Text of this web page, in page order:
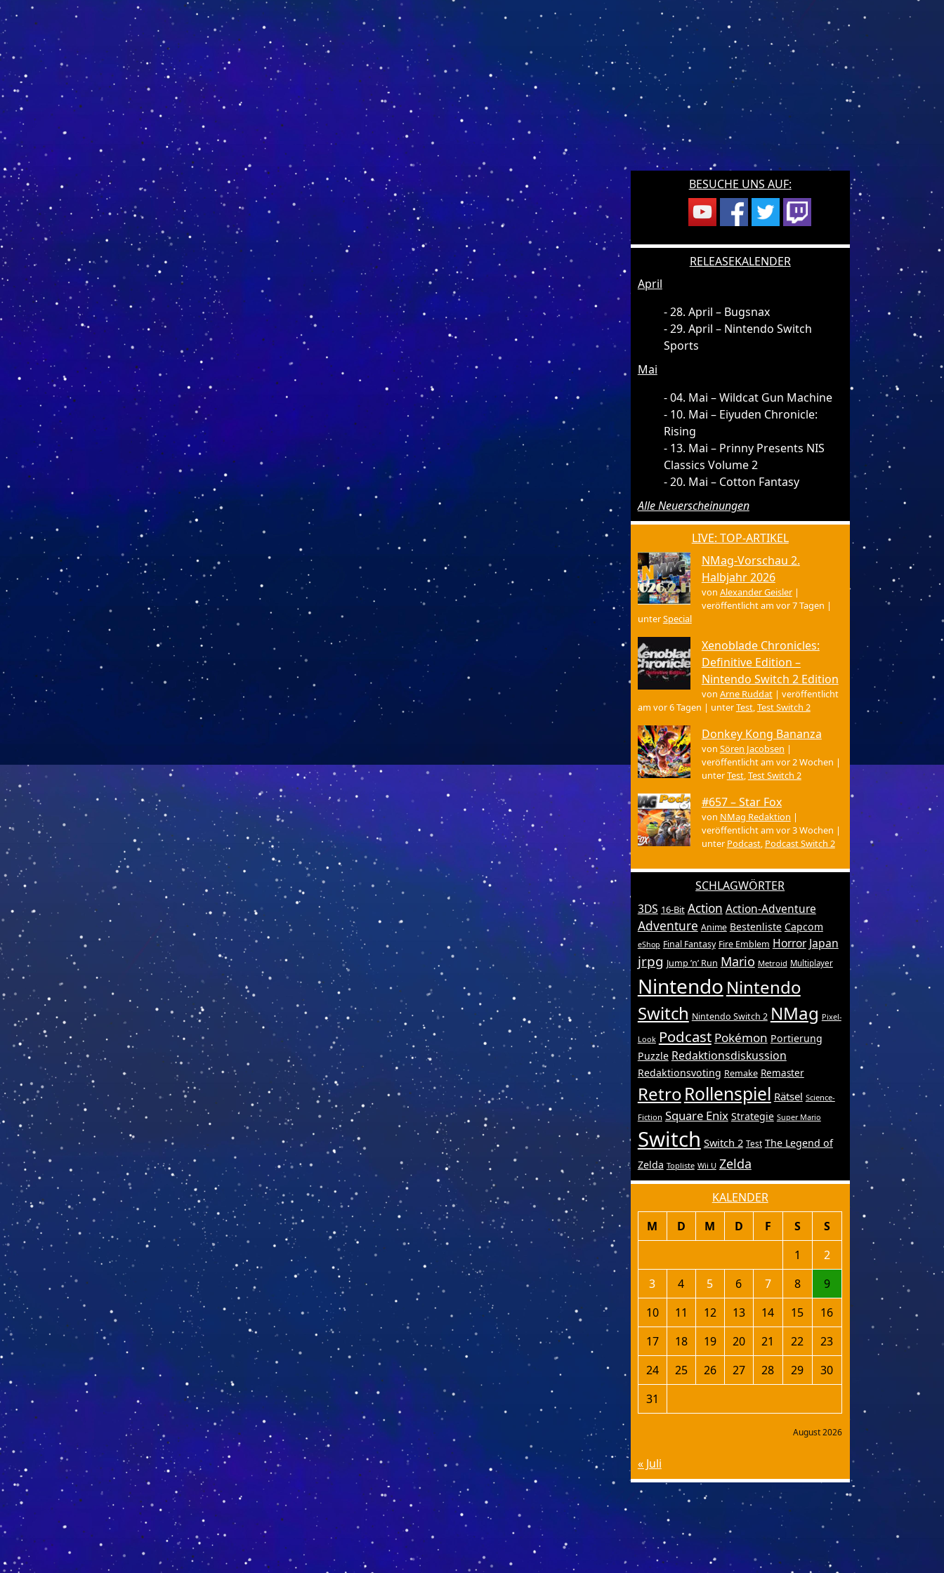
BESUCHE UNS AUF:
RELEASEKALENDER
April
28. April – Bugsnax
29. April – Nintendo Switch
Sports
Mai
04. Mai – Wildcat Gun Machine
10. Mai – Eiyuden Chronicle:
Rising
13. Mai – Prinny Presents NIS
Classics Volume 2
20. Mai – Cotton Fantasy
Alle Neuerscheinungen
LIVE: TOP-ARTIKEL
NMag-Vorschau 2.
Halbjahr 2026
von Alexander Geisler|
veröffentlicht am vor 7 Tagen |
unterSpecial
Xenoblade Chronicles:
Definitive Edition –
Nintendo Switch 2 Edition
von Arne Ruddat| veröffentlicht
am vor 6 Tagen | unterTest,Test Switch 2
Donkey Kong Bananza
von Sören Jacobsen |
veröffentlicht am vor 2 Wochen |
unterTest,Test Switch 2
#657 – Star Fox
von NMag Redaktion |
veröffentlicht am vor 3 Wochen |
unter Podcast, Podcast Switch 2
SCHLAGWÖRTER
3DS 16-Bit Action Action-Adventure
Adventure Anime Bestenliste Capcom
eShop Final Fantasy Fire Emblem Horror Japan
jrpg Jump ’n’ Run Mario Metroid Multiplayer
Nintendo Nintendo
Switch Nintendo Switch 2 NMag Pixel-
Look Podcast Pokémon Portierung
Puzzle Redaktionsdiskussion
Redaktionsvoting Remake Remaster
RetroRollenspiel Rätsel Science-
Fiction Square Enix Strategie Super Mario
Switch Switch 2 Test The Legend of
Zelda Topliste Wii U Zelda
KALENDER
August 2026
M D M D F S
S
1
2
3
4 5 6 7 8
9
10
11 12 13 14 15
16
17
18 19 20 21 22
23
24
25 26 27 28 29
30
31
« Juli